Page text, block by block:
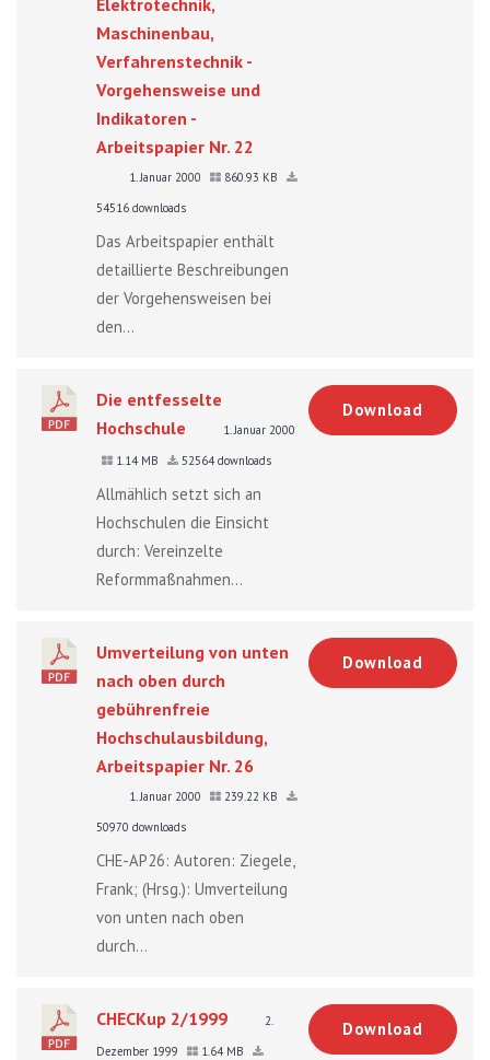
Maschinenbau,
Verfahrenstechnik -
Vorgehensweise und
Indikatoren -
Arbeitspapier Nr. 22
1. Januar 2000
860.93 KB
54516 downloads
Das Arbeitspapier enthält
detaillierte Beschreibungen
der Vorgehensweisen bei
den...
Die entfesselte
Hochschule
1. Januar 2000
1.14 MB
52564 downloads
Allmählich setzt sich an
Hochschulen die Einsicht
durch: Vereinzelte
Reformmaßnahmen...
Download
Umverteilung von unten
nach oben durch
gebührenfreie
Hochschulausbildung,
Arbeitspapier Nr. 26
1. Januar 2000
239.22 KB
50970 downloads
CHE-AP26: Autoren: Ziegele,
Frank; (Hrsg.): Umverteilung
von unten nach oben
durch...
Download
CHECKup 2/1999
2.
Dezember 1999
1.64 MB
Download